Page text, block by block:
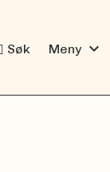
Søk Meny expand_more